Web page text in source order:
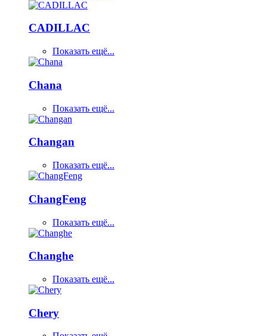
CADILLAC
Показать ещё...
Chana
Показать ещё...
Changan
Показать ещё...
ChangFeng
Показать ещё...
Changhe
Показать ещё...
Chery